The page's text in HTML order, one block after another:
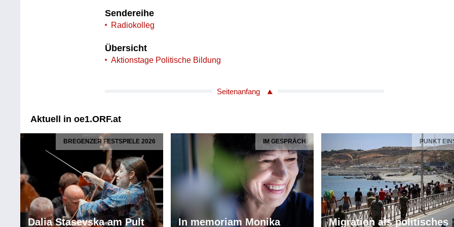
Sendereihe
Radiokolleg
Übersicht
Aktionstage Politische Bildung
Seitenanfang
Aktuell in oe1.ORF.at
BREGENZER FESTSPIELE 2026
Dalia Stasevska am Pult
IM GESPRÄCH
In memoriam Monika
PUNKT
Migration als politisches